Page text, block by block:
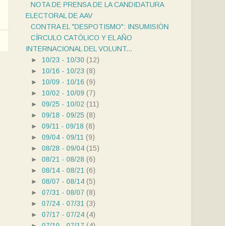
NOTA DE PRENSA DE LA CANDIDATURA
ELECTORAL DE AAV
CONTRA EL "DESPOTISMO": INSUMISIÓN
CÍRCULO CATÓLICO Y EL AÑO
INTERNACIONAL DEL VOLUNT...
► 10/23 - 10/30 (12)
► 10/16 - 10/23 (8)
► 10/09 - 10/16 (9)
► 10/02 - 10/09 (7)
► 09/25 - 10/02 (11)
► 09/18 - 09/25 (8)
► 09/11 - 09/18 (8)
► 09/04 - 09/11 (9)
► 08/28 - 09/04 (15)
► 08/21 - 08/28 (6)
► 08/14 - 08/21 (6)
► 08/07 - 08/14 (5)
► 07/31 - 08/07 (8)
► 07/24 - 07/31 (3)
► 07/17 - 07/24 (4)